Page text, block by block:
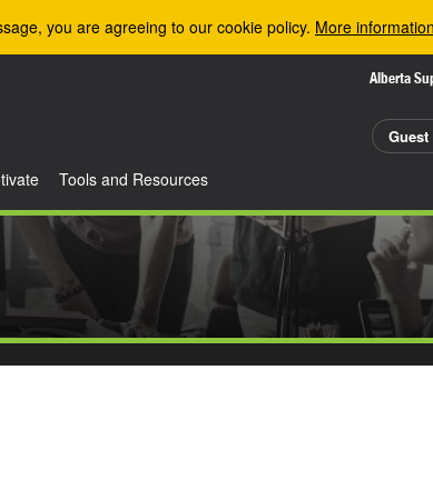
you are agreeing to our cookie policy. More information
Alberta
Tools and Resources